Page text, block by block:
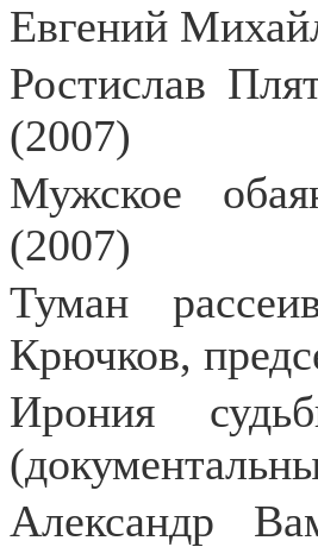
Евгений
Ростислав
(2007)
Мужское
(2007)
Туман
Крючков,
Ирония
Александр